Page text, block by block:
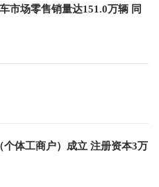
市场零售销量达151.0万辆 同
体工商户）成立 注册资本3万